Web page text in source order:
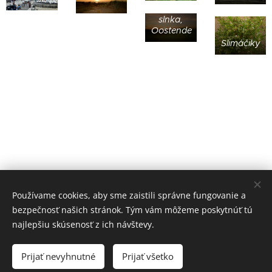
slnka,
Oostende
Slimáčiky
© 2025 TS Photography s.r.o., Jurkovicova 3, Bratislava, 831 06
Slovakia
Cookies
Používame cookies, aby sme zaistili správne fungovanie a
bezpečnosť našich stránok. Tým vám môžeme poskytnúť tú
najlepšiu skúsenosť z ich návštevy.
Prijať nevyhnutné Prijať všetko